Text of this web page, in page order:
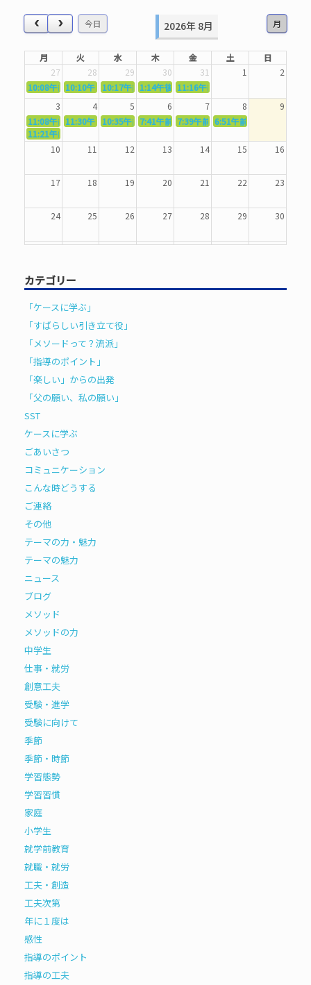
今日 月
2026年 8月
月 火 水 木 金 土
日
27
28 29 30 31 1
2
10:08午前
5362．～国語力を〜
10:10午前5363．～自信を〜
10:17午前 5364．～信じて待つ〜
1:14午後 5365．～計画的に〜
11:16午前
3
4 5 6 7 8
9
11:08午前
5367．～機能を育てる〜
11:30午前5369．～歌唱造形〜
10:35午前 5370．～バランスを〜
7:41午前 5371．～漢字学習〜
7:39午前 5372．～一歩引く〜
6:51午前
11:21午前
10
11 12 13 14 15 16
17 18 19 20 21 22 23
24 25 26 27 28 29 30
31 1 2 3 4 5 6
カテゴリー
「ケースに学ぶ」
「すばらしい引き立て役」
「メソードって？流派」
「指導のポイント」
「楽しい」からの出発
「父の願い、私の願い」
SST
ケースに学ぶ
ごあいさつ
コミュニケーション
こんな時どうする
ご連絡
その他
テーマの力・魅力
テーマの魅力
ニュース
ブログ
メソッド
メソッドの力
中学生
仕事・就労
創意工夫
受験・進学
受験に向けて
季節
季節・時節
学習態勢
学習習慣
家庭
小学生
就学前教育
就職・就労
工夫・創造
工夫次第
年に１度は
感性
指導のポイント
指導の工夫